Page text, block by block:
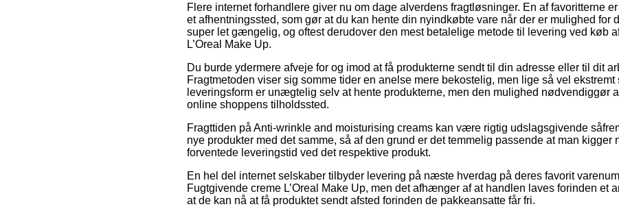
Flere internet forhandlere giver nu om dage alverdens fragtløsninger. En af favoritterne
et afhentningssted, som gør at du kan hente din nyindkøbte vare når der er mulighed for
super let gængelig, og oftest derudover den mest betalelige metode til levering ved køb
L’Oreal Make Up.
Du burde ydermere afveje for og imod at få produkterne sendt til din adresse eller til dit
Fragtmetoden viser sig somme tider en anelse mere bekostelig, men lige så vel
leveringsform er unægtelig selv at hente produkterne, men den mulighed nødvendiggør
online shoppens tilholdssted.
Fragttiden på Anti-wrinkle and moisturising creams kan være rigtig udslagsgivende
nye produkter med det samme, så af den grund er det temmelig passende at man kigger
forventede leveringstid ved det respektive produkt.
En hel del internet selskaber tilbyder levering på næste hverdag på deres favorit
Fugtgivende creme L’Oreal Make Up, men det afhænger af at handlen laves forinden et
at de kan nå at få produktet sendt afsted forinden de pakkeansatte får fri.